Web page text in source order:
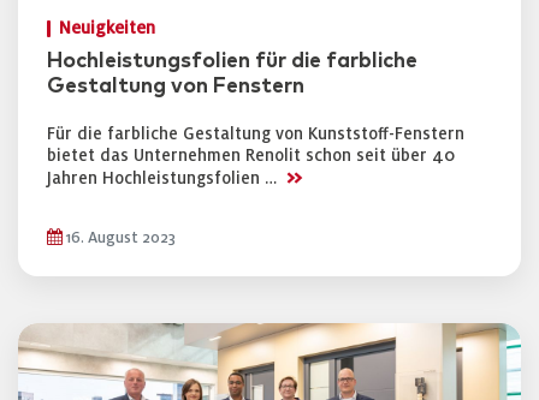
Neuigkeiten
Hochleistungsfolien für die farbliche
Gestaltung von Fenstern
Für die farbliche Gestaltung von Kunststoff-Fenstern
bietet das Unternehmen Renolit schon seit über 40
Jahren Hochleistungsfolien … >>
16. August 2023